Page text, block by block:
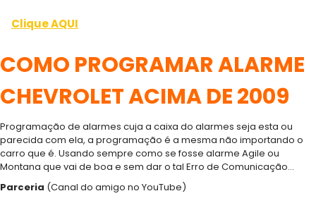
Clique AQUI
COMO PROGRAMAR ALARME
CHEVROLET ACIMA DE 2009
Programação de alarmes cuja a caixa do alarmes seja esta ou
parecida com ela, a programação é a mesma não importando o
carro que é. Usando sempre como se fosse alarme Agile ou
Montana que vai de boa e sem dar o tal Erro de Comunicação…
Parceria (Canal do amigo no YouTube)